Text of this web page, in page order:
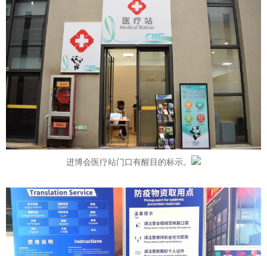
进博会医疗站门口有醒目的标示。